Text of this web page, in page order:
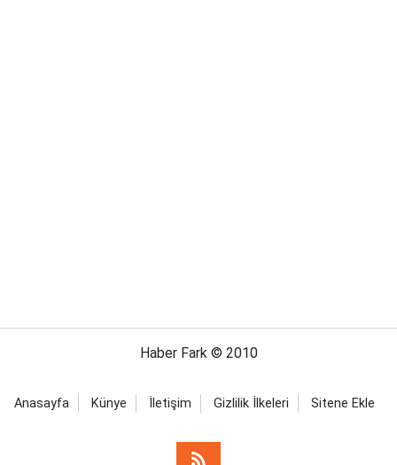
Haber Fark © 2010
Anasayfa Künye İletişim Gizlilik İlkeleri Sitene Ekle